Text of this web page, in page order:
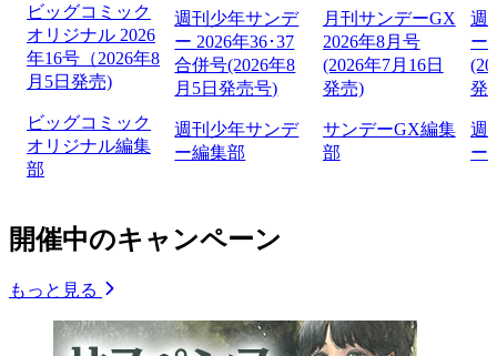
ビッグコミック
オリジナル 2026
年16号（2026年8
月5日発売)
ビッグコミック
オリジナル編集
部
週刊少年サンデ
ー 2026年36･37
合併号(2026年8
月5日発売号)
週刊少年サンデ
ー編集部
月刊サンデーGX
2026年8月号
(2026年7月16日
発売)
サンデーGX編集
部
週
ー
発
週
ー
開催中のキャンペーン
もっと見る